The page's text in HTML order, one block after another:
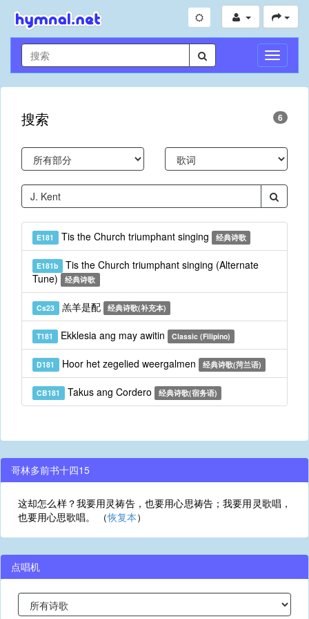
切
换
导
搜索 6
E181 Tis the Church triumphant singing 经典诗歌
E181b Tis the Church triumphant singing (Alternate
Tune)
经典诗歌
Cs23 羔羊是配 经典诗歌(补充本)
T181 Ekklesia ang may awitin Classic (Filipino)
D181 Hoor het zegelied weergalmen 经典诗歌(菏兰语)
CB181 Takus ang Cordero 经典诗歌(宿务语)
哥林多前书十四15
这却怎么样？我要用灵祷告，也要用心思祷告；我要用灵歌唱，
也要用心思歌唱。 （恢复本）
点唱机